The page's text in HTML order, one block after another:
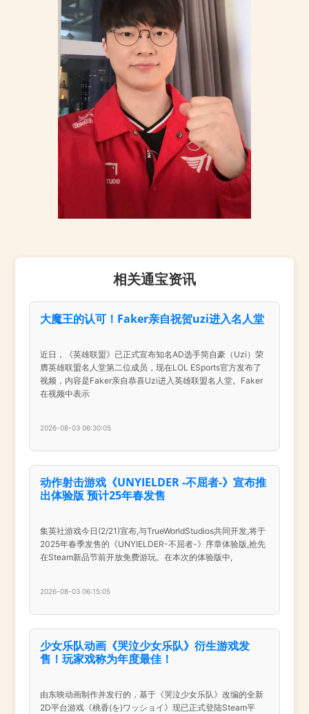
相关通宝资讯
大魔王的认可！Faker亲自祝贺uzi进入名人堂
近日，《英雄联盟》已正式宣布知名AD选手简自豪（Uzi）荣
膺英雄联盟名人堂第二位成员，现在LOL ESports官方发布了
视频，内容是Faker亲自恭喜Uzi进入英雄联盟名人堂。Faker
在视频中表示
2026-08-03 06:30:05
动作射击游戏《UNYIELDER -不屈者-》宣布推
出体验版 预计25年春发售
集英社游戏今日(2/21)宣布,与TrueWorldStudios共同开发,将于
2025年春季发售的《UNYIELDER-不屈者-》序章体验版,抢先
在Steam新品节前开放免费游玩。在本次的体验版中,
2026-08-03 06:15:05
少女乐队动画《哭泣少女乐队》衍生游戏发
售！玩家戏称为年度最佳！
由东映动画制作并发行的，基于《哭泣少女乐队》改编的全新
2D平台游戏《桃香(を)ワッショイ》现已正式登陆Steam平